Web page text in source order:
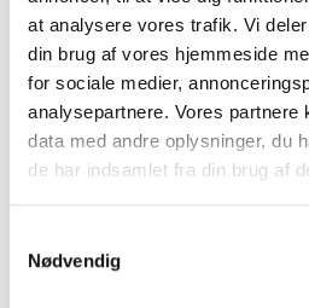
at analysere vores trafik. Vi
din brug af vores hjemmeside
for sociale medier,
analysepartnere. Vores partnere
data med andre oplysninger, du
de har indsamlet fra din brug af
Nødvendig
VIS PRODUKT